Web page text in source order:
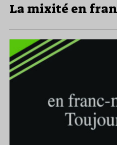
La mixité en